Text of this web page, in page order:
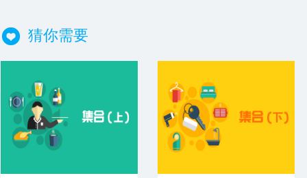
猜你需要